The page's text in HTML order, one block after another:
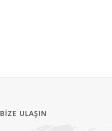
BIZE ULAŞIN